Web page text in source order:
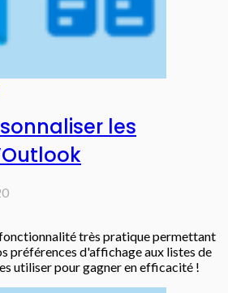
les
très pratique permettant
préférences d'affichage aux listes de
utiliser pour gagner en efficacité !